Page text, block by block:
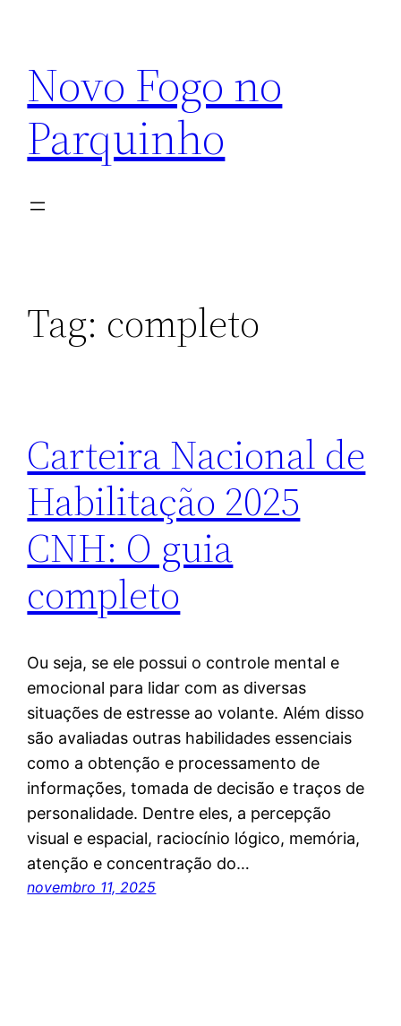
conteúdo
Novo Fogo no
Parquinho
Tag: completo
Carteira Nacional de
Habilitação 2025
CNH: O guia
completo
Ou seja, se ele possui o controle mental e
emocional para lidar com as diversas
situações de estresse ao volante. Além disso
são avaliadas outras habilidades essenciais
como a obtenção e processamento de
informações, tomada de decisão e traços de
personalidade. Dentre eles, a percepção
visual e espacial, raciocínio lógico, memória,
atenção e concentração do…
novembro 11, 2025